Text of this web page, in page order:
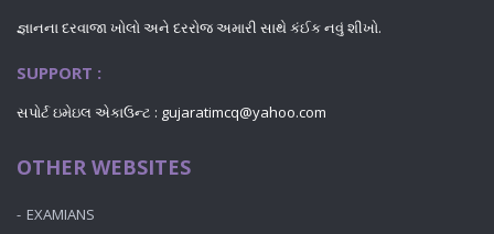
જ્ઞાનના દરવાજા ખોલો અને દરરોજ અમારી સાથે કંઈક નવું શીખો.
SUPPORT :
સપોર્ટ ઇમેઇલ એકાઉન્ટ : gujaratimcq@yahoo.com
OTHER WEBSITES
EXAMIANS